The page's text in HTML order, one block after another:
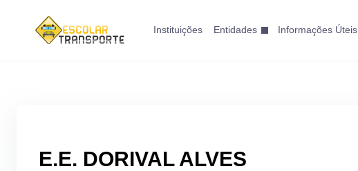
Instituições Entidades Informações Úteis
E.E. DORIVAL ALVES